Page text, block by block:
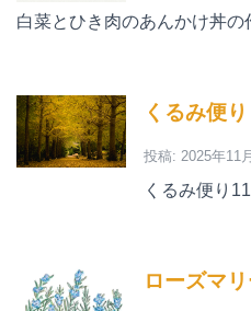
白菜とひき肉のあんかけ丼の
くるみ便
投稿: 2025年11
くるみ便り
ローズマ